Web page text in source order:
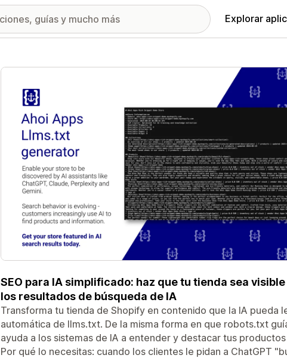
Explorar
Galería de imágenes destacadas
SEO para IA simplificado: haz que tu tienda sea
los resultados de búsqueda de IA
Transforma tu tienda de Shopify en contenido que la IA pueda
automática de llms.txt. De la misma forma en que robots.txt
ayuda a los sistemas de IA a entender y destacar tus
Por qué lo necesitas: cuando los clientes le pidan a ChatGPT